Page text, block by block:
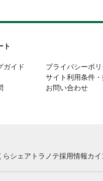
ト
ガイド
プライバシーポ
サイト利用条件
お問い合わせ
らシェア トラノテ採用情報カ